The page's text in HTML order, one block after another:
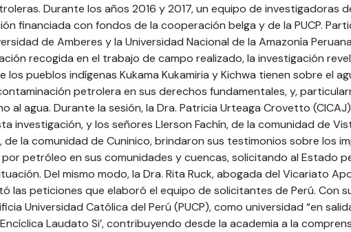
Durante los años 2016 y 2017, un equipo de investigadoras
financiada con fondos de la cooperación belga y de la PUCP.
de Amberes y la Universidad Nacional de la Amazonía
recogida en el trabajo de campo realizado, la investigación
los pueblos indígenas Kukama Kukamiria y Kichwa tienen sobre el
petrolera en sus derechos fundamentales, y,
al agua. Durante la sesión, la Dra. Patricia Urteaga Crovetto
investigación, y los señores Llerson Fachín, de la comunidad de
de la comunidad de Cuninico, brindaron sus testimonios sobre los
petróleo en sus comunidades y cuencas, solicitando al Estado
Del mismo modo, la Dra. Rita Ruck, abogada del Vicariato
las peticiones que elaboró el equipo de solicitantes de Perú. Con
Universidad Católica del Perú (PUCP), como universidad “en
Laudato Si’, contribuyendo desde la academia a la